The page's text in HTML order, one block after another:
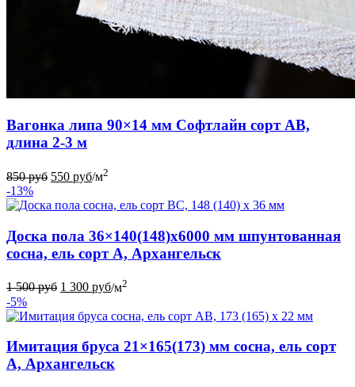
Вагонка липа 90×14 мм Софтлайн сорт АВ,
длина 2-3 м
850руб 550 руб/м2
-13%
Доска пола 36×140(148)x6000 мм шпунтованная
сосна, ель сорт А, Архангельск
1 500руб 1 300 руб/м2
-5%
Имитация бруса 21×165(173) мм сосна, ель сорт
А, Архангельск